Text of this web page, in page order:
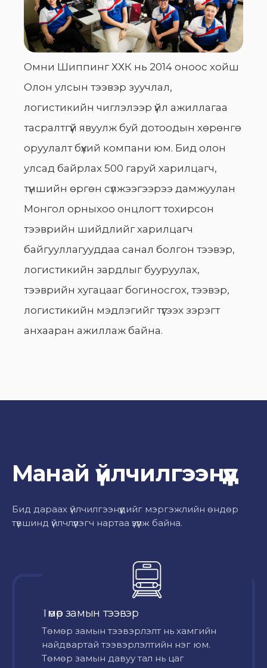
Омни Шиппинг ХХК нь 2014 оноос хойш
Олон улсын тээвэр зуучлал,
логистикийн чиглэлээр үйл ажиллагаа
тасралтгүй явуулж буй дотоодын хөрөнгө
оруулалт бүхий компани юм. Бид олон
улсад байрлах 500 гаруй харилцагч,
түншийн өргөн сүлжээгээрээ дамжуулан
Монгол орныхоо онцлогт тохирсон
тээврийн шийдлийг харилцагч
байгууллагууддаа санал болгон тээвэр,
логистикийн зардлыг бууруулах,
тээврийн хугацааг богиносгох, тээвэр,
логистикийн мэдлэгийг түгээх зэрэгт
анхааран ажиллаж байна.
Манай үйлчилгээнүүд
Бид дараах үйлчилгээнүүдийг мэргэжлийн өндөр
түвшинд үйлчлүүлэгч нартаа үзүүлж байна.
Төмөр замын тээвэр
Төмөр замын тээвэрлэлт нь хамгийн
найдвартай тээвэрлэлтийн нэг юм.
Төмөр замын давуу тал нь цаг